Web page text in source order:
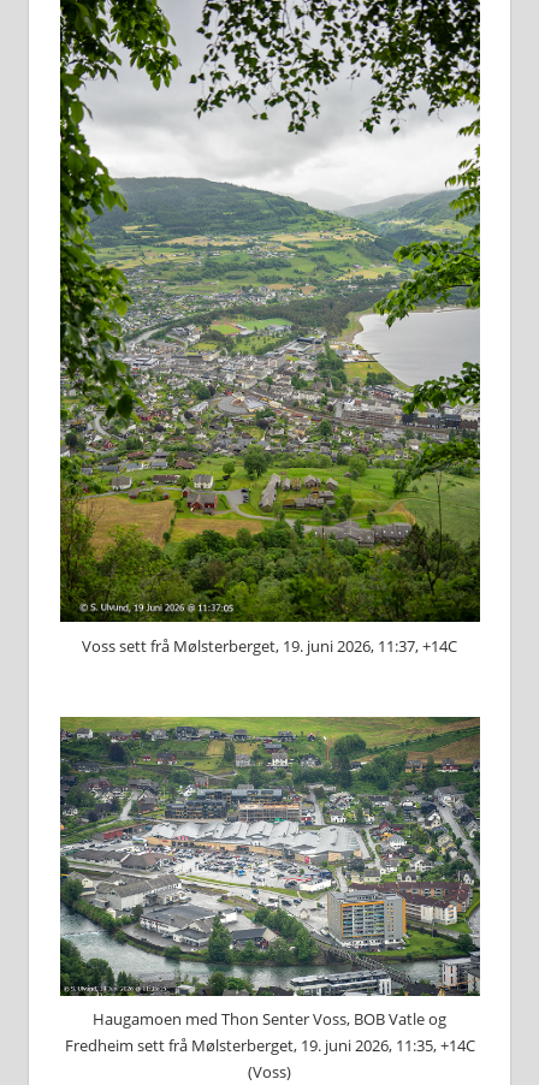
Voss sett frå Mølsterberget, 19. juni 2026, 11:37, +14C
Haugamoen med Thon Senter Voss, BOB Vatle og
Fredheim sett frå Mølsterberget, 19. juni 2026, 11:35, +14C
(Voss)